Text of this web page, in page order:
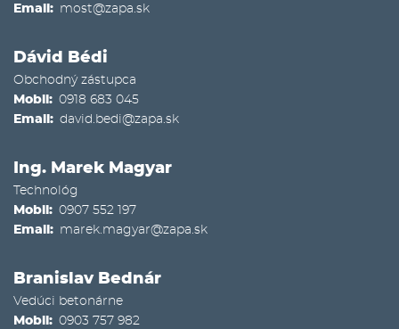
Email
most@zapa.sk
Dávid Bédi
Obchodný zástupca
Mobil
0918 683 045
Email
david.bedi@zapa.sk
Ing. Marek Magyar
Technológ
Mobil
0907 552 197
Email
marek.magyar@zapa.sk
Branislav Bednár
Vedúci betonárne
Mobil
0903 757 982